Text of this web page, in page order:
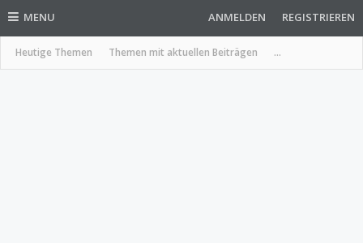
MENU
Heutige Themen Themen mit aktuellen Beiträgen ...
ANMELDEN REGISTRIEREN